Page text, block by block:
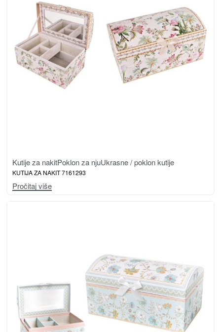
Kutije za nakitPoklon za njuUkrasne / poklon kutije
KUTIJA ZA NAKIT 7161293
Pročitaj više